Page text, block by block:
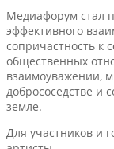
Медиафорум стал
эффективного
сопричастность к
общественных
взаимоуважении,
добрососедстве и
земле.
Для участников и